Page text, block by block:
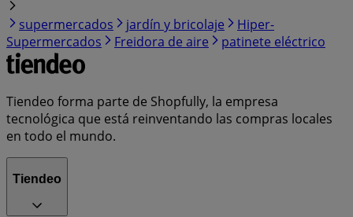
supermercados
jardín y bricolaje
Hiper-
Supermercados
Freidora de aire patinete eléctrico
Tiendeo forma parte de Shopfully, la empresa
tecnológica que está reinventando las compras locales
en todo el mundo.
Tiendeo